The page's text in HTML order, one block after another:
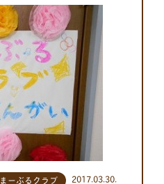
2017.03.30.
まーぶるクラブ